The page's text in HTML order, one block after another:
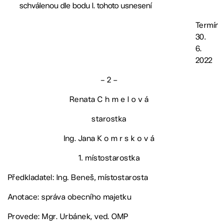
schválenou dle bodu I. tohoto usnesení
30.
6.
2022
– 2 –
Renata C h m e l o v á
starostka
Ing. Jana K o m r s k o v á
1. místostarostka
Předkladatel: Ing. Beneš, místostarosta
Anotace: správa obecního majetku
Provede: Mgr. Urbánek, ved. OMP